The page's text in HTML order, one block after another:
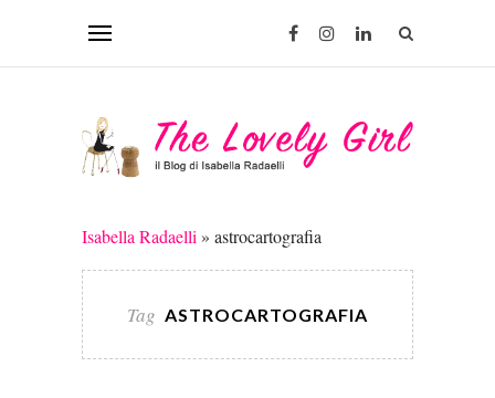
Isabella Radaelli » astrocartografia
Tag ASTROCARTOGRAFIA